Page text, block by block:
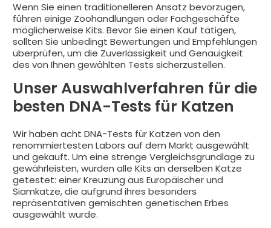
Wenn Sie einen traditionelleren Ansatz bevorzugen,
führen einige Zoohandlungen oder Fachgeschäfte
möglicherweise Kits. Bevor Sie einen Kauf tätigen,
sollten Sie unbedingt Bewertungen und Empfehlungen
überprüfen, um die Zuverlässigkeit und Genauigkeit
des von Ihnen gewählten Tests sicherzustellen.
Unser Auswahlverfahren für die
besten DNA-Tests für Katzen
Wir haben acht DNA-Tests für Katzen von den
renommiertesten Labors auf dem Markt ausgewählt
und gekauft. Um eine strenge Vergleichsgrundlage zu
gewährleisten, wurden alle Kits an derselben Katze
getestet: einer Kreuzung aus Europäischer und
Siamkatze, die aufgrund ihres besonders
repräsentativen gemischten genetischen Erbes
ausgewählt wurde.